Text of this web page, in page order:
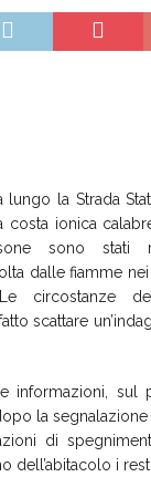
lungo la Strada
costa ionica
sono stati
dalle fiamme
circostanze
scattare
informazioni, sul
la segnalazione
di
dell’abitacolo i